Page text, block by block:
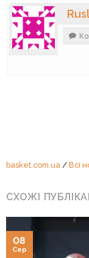
basket.com.ua/ Всі
СХОЖІ
08
Сер